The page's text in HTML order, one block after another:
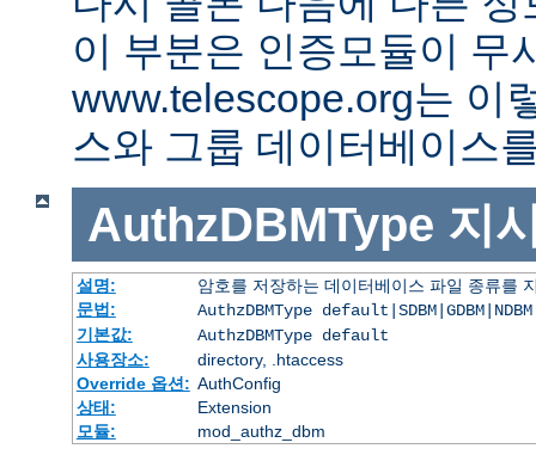
이 부분은 인증모듈이 무
www.telescope.org는 이
스와 그룹 데이터베이스
AuthzDBMType 지
설명:
암호를 저장하는 데이터베이스 파일 종류를
문법:
AuthzDBMType
기본값:
AuthzDBMType default
사용장소:
directory, .htaccess
Override 옵션: AuthConfig
상태:
Extension
모듈:
mod_authz_dbm